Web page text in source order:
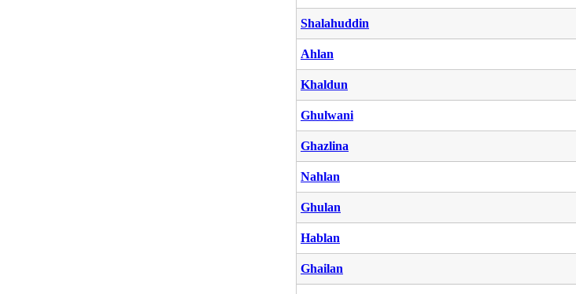
Shalahuddin
Ahlan
Khaldun
Ghulwani
Ghazlina
Nahlan
Ghulan
Hablan
Ghailan